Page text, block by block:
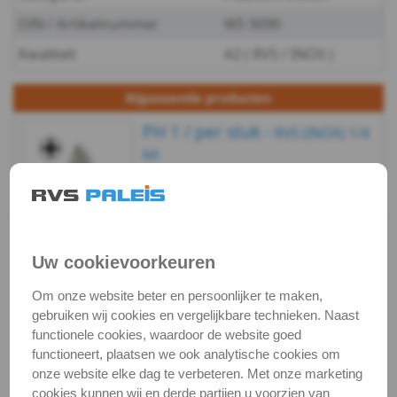
WS
9090
-
A2
-
3
9090
-
A2
DIN / Artikelnummer
Kwaliteit
Bijpassende producten
PH 1 / per stuk -
RVS (INOX) 1/4
bit
3851/1-TS-PH-
(verzonden binnen 24
uur)
Bekijken Maatvoering In winkelmand
Staffelprijzen bij afname vanaf:
10
5
€ 0,16 excl.btw
€ 0,17 excl.btw
Uw cookievoorkeuren
Om onze website beter en persoonlijker te maken,
gebruiken wij cookies en vergelijkbare technieken. Naast
functionele cookies, waardoor de website goed
functioneert, plaatsen we ook analytische cookies om
onze website elke dag te verbeteren. Met onze marketing
cookies kunnen wij en derde partijen u voorzien van